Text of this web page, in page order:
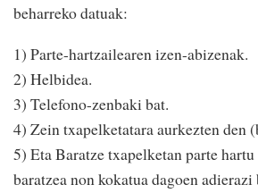
beharreko datuak:
1) Parte-hartzailearen izen-abizenak.
2) Helbidea.
3) Telefono-zenbaki bat.
4) Zein txapelketatara aurkezten den
5) Eta Baratze txapelketan parte
baratzea non kokatua dagoen adierazi